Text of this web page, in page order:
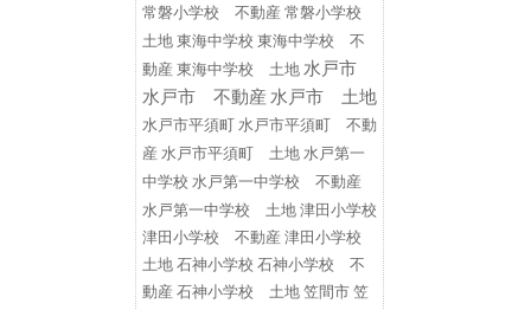
常磐小学校 不動産 常磐小学校
土地 東海中学校 東海中学校 不
動産 東海中学校 土地 水戸市
水戸市 不動産 水戸市 土地
水戸市平須町
水戸市平須町 不動
産 水戸市平須町 土地 水戸第一
中学校 水戸第一中学校 不動産
水戸第一中学校 土地 津田小学校
津田小学校 不動産 津田小学校
土地 石神小学校 石神小学校 不
動産 石神小学校 土地 笠間市 笠